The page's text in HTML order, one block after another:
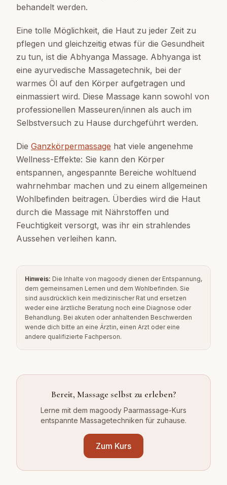
behandelt werden.
Eine tolle Möglichkeit, die Haut zu jeder Zeit zu
pflegen und gleichzeitig etwas für die Gesundheit
zu tun, ist die Abhyanga Massage. Abhyanga ist
eine ayurvedische Massagetechnik, bei der
warmes Öl auf den Körper aufgetragen und
einmassiert wird. Diese Massage kann sowohl von
professionellen Masseuren/innen als auch im
Selbstversuch zu Hause durchgeführt werden.
Die Ganzkörpermassage hat viele angenehme
Wellness-Effekte: Sie kann den Körper
entspannen, angespannte Bereiche wohltuend
wahrnehmbar machen und zu einem allgemeinen
Wohlbefinden beitragen. Überdies wird die Haut
durch die Massage mit Nährstoffen und
Feuchtigkeit versorgt, was ihr ein strahlendes
Aussehen verleihen kann.
Hinweis: Die Inhalte von magoody dienen der Entspannung,
dem gemeinsamen Lernen und dem Wohlbefinden. Sie
sind ausdrücklich kein medizinischer Rat und ersetzen
weder eine ärztliche Beratung noch eine Diagnose oder
Behandlung. Bei akuten oder anhaltenden Beschwerden
wende dich bitte an eine Ärztin, einen Arzt oder eine
andere qualifizierte Fachperson.
Bereit, Massage selbst zu erleben?
Lerne mit dem magoody Paarmassage-Kurs
entspannte Massagetechniken für zuhause.
Zum Kurs